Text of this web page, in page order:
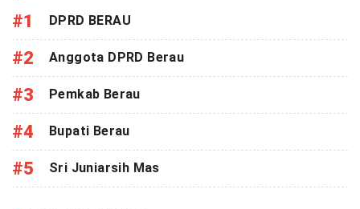
#1 DPRD BERAU
#2 Anggota DPRD Berau
#3 Pemkab Berau
#4 Bupati Berau
#5 Sri Juniarsih Mas